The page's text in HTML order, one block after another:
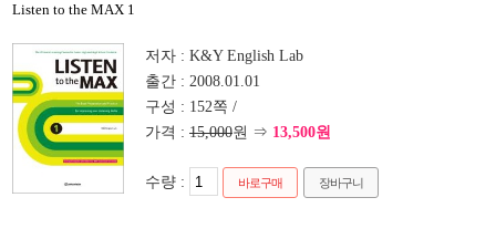
Listen to the MAX 1
저자 : K&Y English Lab
출간 : 2008.01.01
구성 : 152쪽 /
가격 : 15,000원 ⇒ 13,500원
수량 : 바로구매 장바구니